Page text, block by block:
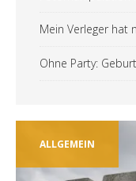
Mein Verleger hat
Ohne Party:
ALLGEMEIN